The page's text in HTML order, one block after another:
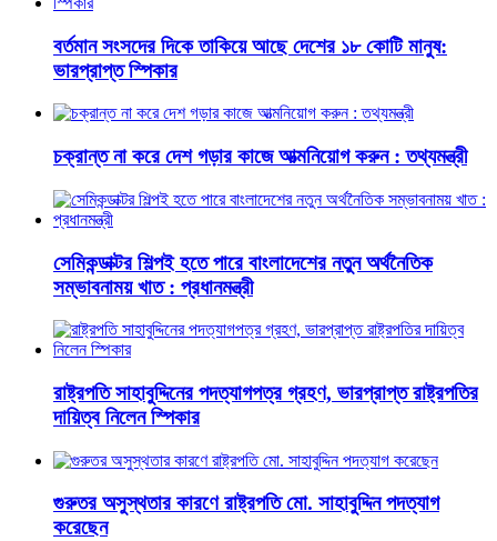
বর্তমান সংসদের দিকে তাকিয়ে আছে দেশের ১৮ কোটি মানুষ:
ভারপ্রাপ্ত স্পিকার
চক্রান্ত না করে দেশ গড়ার কাজে আত্মনিয়োগ করুন : তথ্যমন্ত্রী
সেমিকন্ডাক্টর শিল্পই হতে পারে বাংলাদেশের নতুন অর্থনৈতিক
সম্ভাবনাময় খাত : প্রধানমন্ত্রী
রাষ্ট্রপতি সাহাবুদ্দিনের পদত্যাগপত্র গ্রহণ, ভারপ্রাপ্ত রাষ্ট্রপতির
দায়িত্ব নিলেন স্পিকার
গুরুতর অসুস্থতার কারণে রাষ্ট্রপতি মো. সাহাবুদ্দিন পদত্যাগ
করেছেন